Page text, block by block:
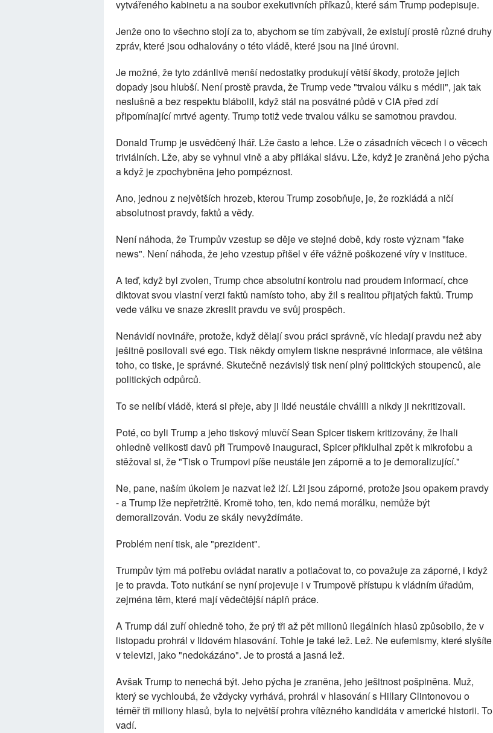
vytvářeného kabinetu a na soubor exekutivních příkazů, které sám Trump podepisuje.
Jenže ono to všechno stojí za to, abychom se tím zabývali, že existují prostě různé druhy
zpráv, které jsou odhalovány o této vládě, které jsou na jiné úrovni.
Je možné, že tyto zdánlivě menší nedostatky produkují větší škody, protože jejich
dopady jsou hlubší. Není prostě pravda, že Trump vede "trvalou válku s médii", jak tak
neslušně a bez respektu blábolil, když stál na posvátné půdě v CIA před zdí
připomínající mrtvé agenty. Trump totiž vede trvalou válku se samotnou pravdou.
Donald Trump je usvědčený lhář. Lže často a lehce. Lže o zásadních věcech i o věcech
triviálních. Lže, aby se vyhnul vině a aby přilákal slávu. Lže, když je zraněná jeho pýcha
a když je zpochybněna jeho pompéznost.
Ano, jednou z největších hrozeb, kterou Trump zosobňuje, je, že rozkládá a ničí
absolutnost pravdy, faktů a vědy.
Není náhoda, že Trumpův vzestup se děje ve stejné době, kdy roste význam "fake
news". Není náhoda, že jeho vzestup přišel v éře vážně poškozené víry v instituce.
A teď, když byl zvolen, Trump chce absolutní kontrolu nad proudem informací, chce
diktovat svou vlastní verzi faktů namísto toho, aby žil s realitou přijatých faktů. Trump
vede válku ve snaze zkreslit pravdu ve svůj prospěch.
Nenávidí novináře, protože, když dělají svou práci správně, víc hledají pravdu než aby
ješitně posilovali své ego. Tisk někdy omylem tiskne nesprávné informace, ale většina
toho, co tiske, je správné. Skutečně nezávislý tisk není plný politických stoupenců, ale
politických odpůrců.
To se nelíbí vládě, která si přeje, aby ji lidé neustále chválili a nikdy ji nekritizovali.
Poté, co byli Trump a jeho tiskový mluvčí Sean Spicer tiskem kritizovány, že lhali
ohledně velikosti davů při Trumpově inauguraci, Spicer přiklulhal zpět k mikrofobu a
stěžoval si, že "Tisk o Trumpovi píše neustále jen záporně a to je demoralizující."
Ne, pane, naším úkolem je nazvat lež lží. Lži jsou záporné, protože jsou opakem pravdy
- a Trump lže nepřetržitě. Kromě toho, ten, kdo nemá morálku, nemůže být
demoralizován. Vodu ze skály nevyždímáte.
Problém není tisk, ale "prezident".
Trumpův tým má potřebu ovládat narativ a potlačovat to, co považuje za záporné, i když
je to pravda. Toto nutkání se nyní projevuje i v Trumpově přístupu k vládním úřadům,
zejména těm, které mají vědečtější náplň práce.
A Trump dál zuří ohledně toho, že prý tři až pět milionů ilegálních hlasů způsobilo, že v
listopadu prohrál v lidovém hlasování. Tohle je také lež. Lež. Ne eufemismy, které slyšíte
v televizi, jako "nedokázáno". Je to prostá a jasná lež.
Avšak Trump to nenechá být. Jeho pýcha je zraněna, jeho ješitnost pošpiněna. Muž,
který se vychloubá, že vždycky vyrhává, prohrál v hlasování s Hillary Clintonovou o
téměř tři miliony hlasů, byla to největší prohra vítězného kandidáta v americké historii. To
vadí.